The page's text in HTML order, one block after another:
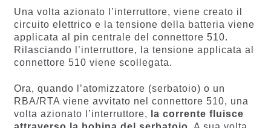
Una volta azionato l’interruttore, viene creato il
circuito elettrico e la tensione della batteria viene
applicata al pin centrale del connettore 510.
Rilasciando l’interruttore, la tensione applicata al
connettore 510 viene scollegata.
Ora, quando l’atomizzatore (serbatoio) o un
RBA/RTA viene avvitato nel connettore 510, una
volta azionato l’interruttore,
la corrente fluisce